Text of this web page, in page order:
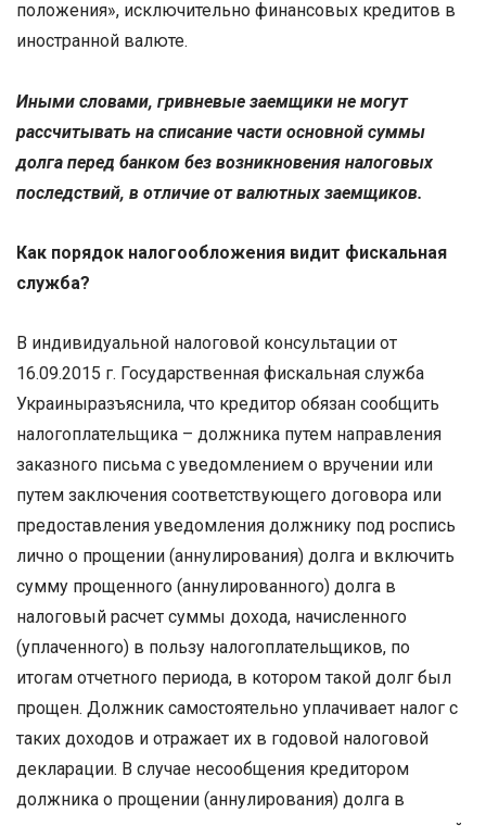
положения», исключительно финансовых кредитов в
иностранной валюте.
Иными словами, гривневые заемщики не могут
рассчитывать на списание части основной суммы
долга перед банком без возникновения налоговых
последствий, в отличие от валютных заемщиков.
Как порядок налогообложения видит фискальная
служба?
В индивидуальной налоговой консультации от
16.09.2015 г. Государственная фискальная служба
Украиныразъяснила, что кредитор обязан сообщить
налогоплательщика – должника путем направления
заказного письма с уведомлением о вручении или
путем заключения соответствующего договора или
предоставления уведомления должнику под роспись
лично о прощении (аннулирования) долга и включить
сумму прощенного (аннулированного) долга в
налоговый расчет суммы дохода, начисленного
(уплаченного) в пользу налогоплательщиков, по
итогам отчетного периода, в котором такой долг был
прощен. Должник самостоятельно уплачивает налог с
таких доходов и отражает их в годовой налоговой
декларации. В случае несообщения кредитором
должника о прощении (аннулирования) долга в